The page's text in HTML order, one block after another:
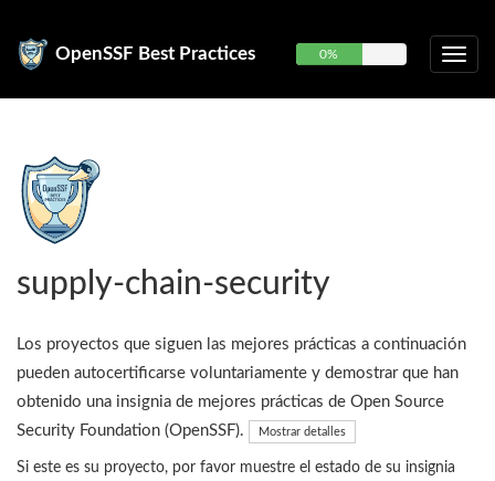
OpenSSF Best Practices 0%
supply-chain-security
Los proyectos que siguen las mejores prácticas a continuación
pueden autocertificarse voluntariamente y demostrar que han
obtenido una insignia de mejores prácticas de Open Source
Security Foundation (OpenSSF).
Mostrar detalles
Si este es su proyecto, por favor muestre el estado de su insignia